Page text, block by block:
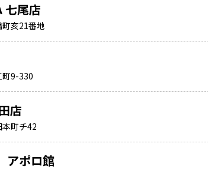
七尾店
亥21番地
町9-330
店
町チ42
アポロ館